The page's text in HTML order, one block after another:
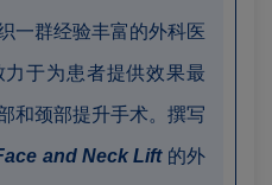
一群经验丰富的外科医
于为患者提供效果最
和颈部提升手术。撰写
and Neck Lift的外